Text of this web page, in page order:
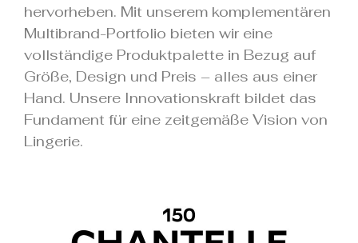
hervorheben. Mit unserem komplementären
Multibrand-Portfolio bieten wir eine
vollständige Produktpalette in Bezug auf
Größe, Design und Preis – alles aus einer
Hand. Unsere Innovationskraft bildet das
Fundament für eine zeitgemäße Vision von
Lingerie.